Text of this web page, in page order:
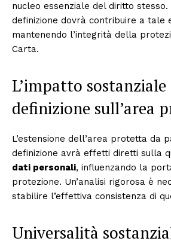
nucleo essenziale del diritto stesso.
definizione dovrà contribuire a tale
mantenendo l’integrità della
Carta.
L’impatto
definizione sull’area
L’estensione dell’area protetta da
definizione avrà effetti diretti sulla
dati personali, influenzando la
protezione. Un’analisi rigorosa è
stabilire l’effettiva consistenza di
Universalità